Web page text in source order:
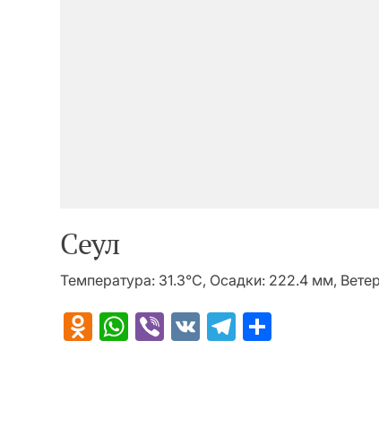
Сеул
Температура: 31.3°C, Осадки: 222.4 мм,
Odnoklassniki
WhatsApp
Viber
VK Telegram